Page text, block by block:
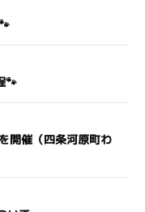
🐾
開催（四条河原町わ